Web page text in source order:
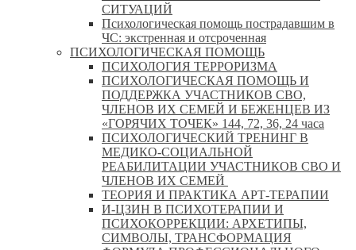
СИТУАЦИЙ
Психологическая помощь пострадавшим в
ЧС: экстренная и отсроченная
ПСИХОЛОГИЧЕСКАЯ ПОМОЩЬ
ПСИХОЛОГИЯ ТЕРРОРИЗМА
ПСИХОЛОГИЧЕСКАЯ ПОМОЩЬ И
ПОДДЕРЖКА УЧАСТНИКОВ СВО,
ЧЛЕНОВ ИХ СЕМЕЙ И БЕЖЕНЦЕВ ИЗ
«ГОРЯЧИХ ТОЧЕК» 144, 72, 36, 24 часа
ПСИХОЛОГИЧЕСКИЙ ТРЕНИНГ В
МЕДИКО-СОЦИАЛЬНОЙ
РЕАБИЛИТАЦИИ УЧАСТНИКОВ СВО И
ЧЛЕНОВ ИХ СЕМЕЙ
ТЕОРИЯ И ПРАКТИКА АРТ-ТЕРАПИИ
И-ЦЗИН В ПСИХОТЕРАПИИ И
ПСИХОКОРРЕКЦИИ: АРХЕТИПЫ,
СИМВОЛЫ, ТРАНСФОРМАЦИЯ